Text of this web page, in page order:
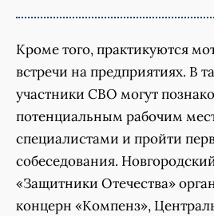
Кроме того, практикуются
встречи на предприятиях. В
участники СВО могут
потенциальным рабочим
специалистами и пройти
собеседования.
«Защитники Отечества»
концерн «Компенз»,